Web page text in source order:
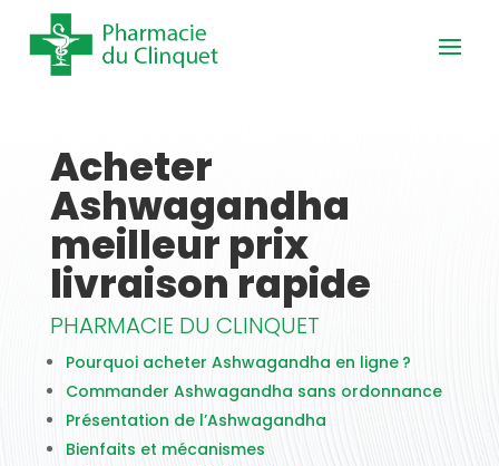
Acheter
Ashwagandha
meilleur prix
livraison rapide
PHARMACIE DU CLINQUET
Pourquoi acheter Ashwagandha en ligne ?
Commander Ashwagandha sans ordonnance
Présentation de l’Ashwagandha
Bienfaits et mécanismes